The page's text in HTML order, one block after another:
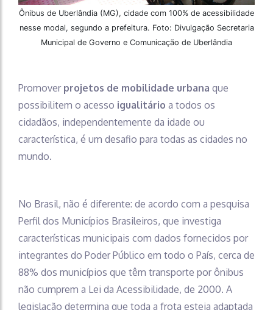
Ônibus de Uberlândia (MG), cidade com 100% de acessibilidade
nesse modal, segundo a prefeitura. Foto: Divulgação Secretaria
Municipal de Governo e Comunicação de Uberlândia
Promover projetos de mobilidade urbana que
possibilitem o acesso igualitário a todos os
cidadãos, independentemente da idade ou
característica, é um desafio para todas as cidades no
mundo.
No Brasil, não é diferente: de acordo com a pesquisa
Perfil dos Municípios Brasileiros, que investiga
características municipais com dados fornecidos por
integrantes do Poder Público em todo o País, cerca de
88% dos municípios que têm transporte por ônibus
não cumprem a Lei da Acessibilidade, de 2000. A
legislação determina que toda a frota esteja adaptada